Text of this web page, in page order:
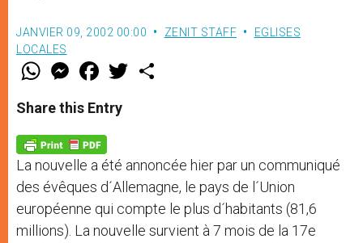
JANVIER 09, 2002 00:00 ZENIT STAFF
EGLISES
LOCALES
W
t
s
p
p
M
e
s
e
g
e
r
F
a
e
b
o
k
w
Share this Entry
La nouvelle a été annoncée hier par un communiqué
des évêques d´Allemagne, le pays de l´Union
européenne qui compte le plus d´habitants (81,6
millions). La nouvelle survient à 7 mois de la 17e